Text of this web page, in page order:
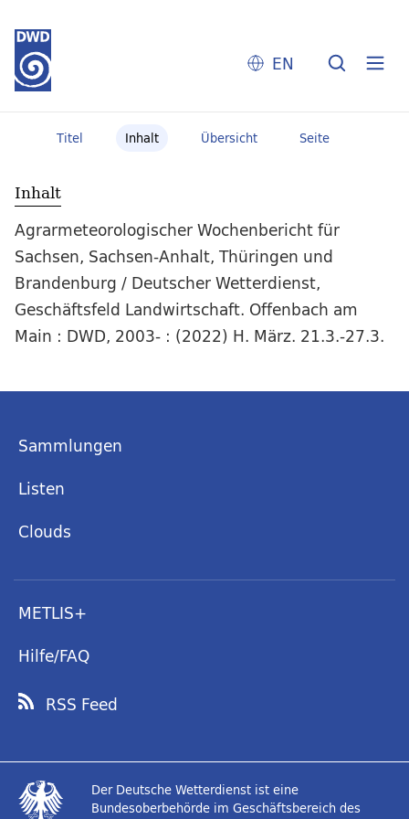
EN
Titel Inhalt Übersicht Seite
Inhalt
Agrarmeteorologischer Wochenbericht für
Sachsen, Sachsen-Anhalt, Thüringen und
Brandenburg / Deutscher Wetterdienst,
Geschäftsfeld Landwirtschaft. Offenbach am
Main : DWD, 2003- : (2022) H. März. 21.3.-27.3.
Sammlungen
Listen
Clouds
METLIS+
Hilfe/FAQ
RSS Feed
Der Deutsche Wetterdienst ist eine
Bundesoberbehörde im Geschäftsbereich des